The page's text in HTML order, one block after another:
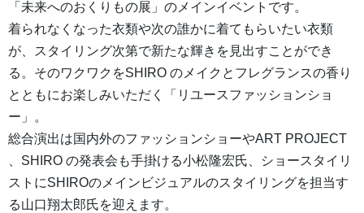
「未来へのおくりもの展」のメインイベントです。
着られなくなった衣類や次の誰かに着てもらいたい衣類
が、スタイリング次第で新たな輝きを見出すことができ
る。そのワクワクをSHIRO のメイクとフレグランスの香り
とともにお楽しみいただく「リユースファッションショ
ー」。
総合演出は国内外のファッションショーやART PROJECT
、SHIRO の発表会も手掛ける小松隆宏氏、ショースタイリ
ストにSHIROのメインビジュアルのスタイリングを担当す
る山口翔太郎氏を迎えます。